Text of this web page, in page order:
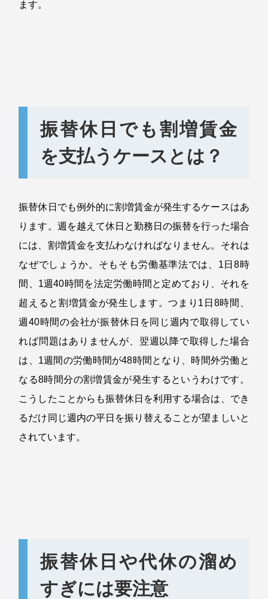
ます。
振替休日でも割増賃金
を支払うケースとは？
振替休日でも例外的に割増賃金が発生するケースはあ
ります。週を越えて休日と勤務日の振替を行った場合
には、割増賃金を支払わなければなりません。それは
なぜでしょうか。そもそも労働基準法では、 1 日 8時
間、 1週40時間を法定労働時間と定めており、それを
超えると割増賃金が発生します。つまり 1 日 8時間、
週40時間の会社が振替休日を同じ週内で取得してい
れば問題はありませんが、翌週以降で取得した場合
は、 1週間の労働時間が48時間となり、時間外労働と
なる8時間分の割増賃金が発生するというわけです。
こうしたことからも振替休日を利用する場合は、でき
るだけ同じ週内の平日を振り替えることが望ましいと
されています。
振替休日や代休の溜め
すぎには要注意